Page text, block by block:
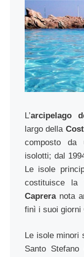
L’arcipelago
largo della
composto
isolotti; dal
Le isole
costituisce la
Caprera nota
finì i suoi giorni
Le isole minori
Santo